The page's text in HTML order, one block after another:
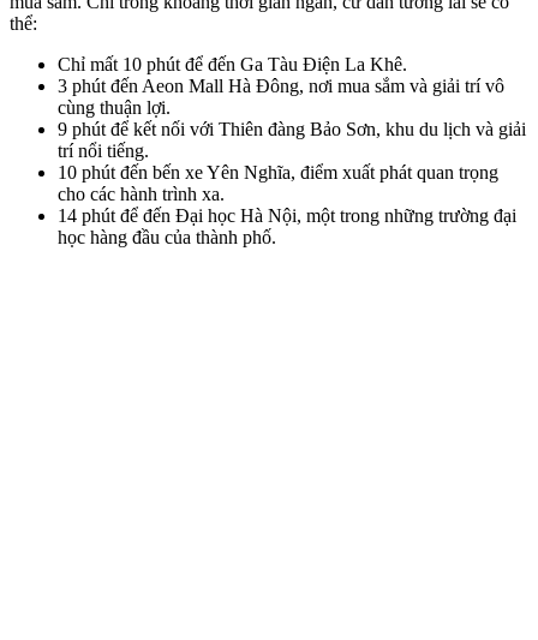
thể:
Chỉ mất 10 phút để đến Ga Tàu Điện La Khê.
3 phút đến Aeon Mall Hà Đông, nơi mua sắm và giải trí vô
cùng thuận lợi.
9 phút để kết nối với Thiên đàng Bảo Sơn, khu du lịch và giải
trí nổi tiếng.
10 phút đến bến xe Yên Nghĩa, điểm xuất phát quan trọng
cho các hành trình xa.
14 phút để đến Đại học Hà Nội, một trong những trường đại
học hàng đầu của thành phố.